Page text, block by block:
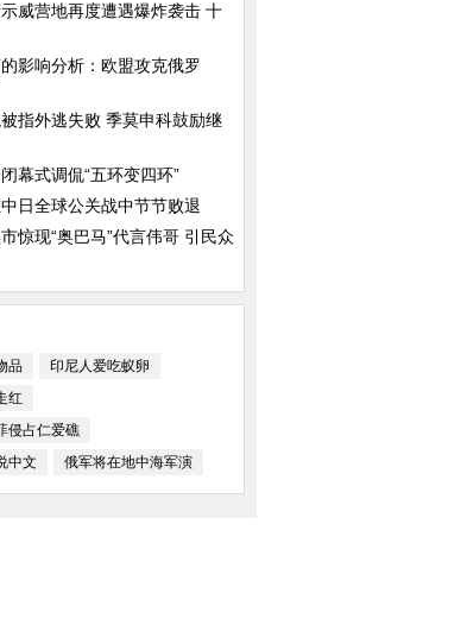
不忘自
大熊猫“星宝”亮相马德里动物园
搭巨蟒
大马士革南部难民营孩子们盼发救
济食品
威营地再度遭遇爆炸袭击 十
影响分析：欧盟攻克俄罗
指外逃失败 季莫申科鼓励继
幕式调侃“五环变四环”
日全球公关战中节节败退
惊现“奥巴马”代言伟哥 引民众
品
印尼人爱吃蚁卵
红
侵占仁爱礁
中文
俄军将在地中海军演